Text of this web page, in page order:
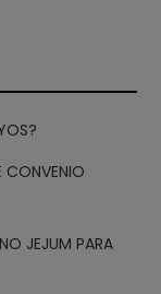
CONVENIO
JEJUM PARA